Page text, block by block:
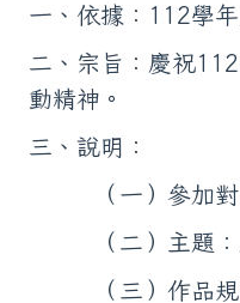
一、依據：112學
二、宗旨：慶祝
動精神。
三、說明：
（一）參加對象
（二）主題：慶
（三）作品規